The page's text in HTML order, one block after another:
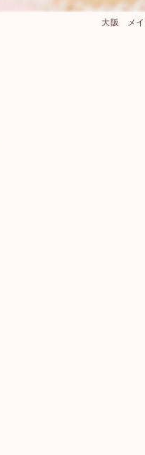
大阪 メイ